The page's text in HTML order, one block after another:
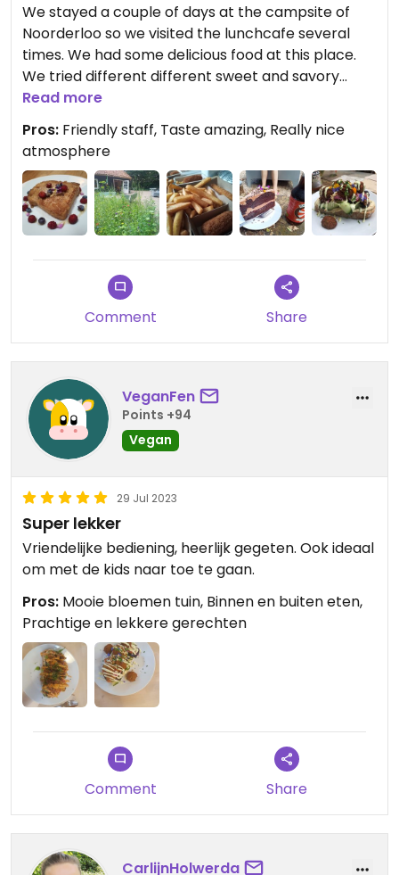
We stayed a couple of days at the campsite of
Noorderloo so we visited the lunchcafe several
times. We had some delicious food at this place.
We tried different different sweet and savory
options. The pieces were really great. In the main
in the week.
Read more
Pros: Friendly staff, Taste amazing, Really nice
atmosphere
Comment Share
VeganFen
Points +94
Vegan
29 Jul 2023
Super lekker
Vriendelijke bediening, heerlijk gegeten. Ook ideaal
om met de kids naar toe te gaan.
Pros: Mooie bloemen tuin, Binnen en buiten eten,
Prachtige en lekkere gerechten
Comment Share
CarlijnHolwerda